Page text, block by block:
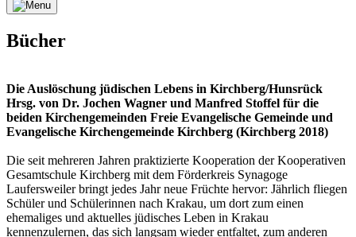
Bücher
Die Auslöschung jüdischen Lebens in Kirchberg/Hunsrück
Hrsg. von Dr. Jochen Wagner und Manfred Stoffel für die
beiden Kirchengemeinden Freie Evangelische Gemeinde und
Evangelische Kirchengemeinde Kirchberg (Kirchberg 2018)
Die seit mehreren Jahren praktizierte Kooperation der Kooperativen
Gesamtschule Kirchberg mit dem Förderkreis Synagoge
Laufersweiler bringt jedes Jahr neue Früchte hervor: Jährlich fliegen
Schüler und Schülerinnen nach Krakau, um dort zum einen
ehemaliges und aktuelles jüdisches Leben in Krakau
kennenzulernen, das sich langsam wieder entfaltet, zum anderen